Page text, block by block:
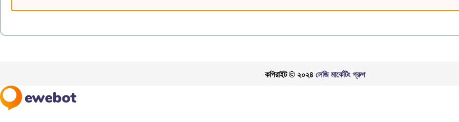
কপিরাইট © ২০২৪ লেজি মার্কেটিং গ্রুপ